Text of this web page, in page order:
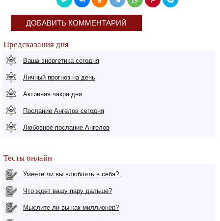
ДОБАВИТЬ КОММЕНТАРИЙ
Предсказания дня
Ваша энергетика сегодня
Личный прогноз на день
Активная чакра дня
Послание Ангелов сегодня
Любовное послание Ангелов
Тесты онлайн
Умеете ли вы влюблять в себя?
Что ждет вашу пару дальше?
Мыслите ли вы как миллионер?